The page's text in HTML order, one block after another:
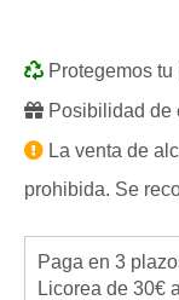
Protegemos
Posibilidad de
La venta de
prohibida. Se
Paga en 3
Licorea de 30€